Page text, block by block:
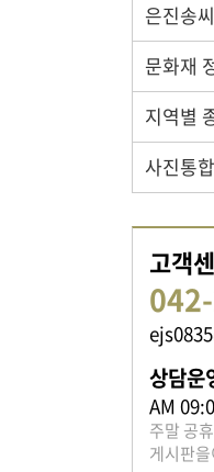
자료실
보학, 전통상식, 도서관
족보 자료실
은진송씨의 족보를 확
은진송
문화재
지역별
사진통
고객
상담운
AM
주말 공
게시판